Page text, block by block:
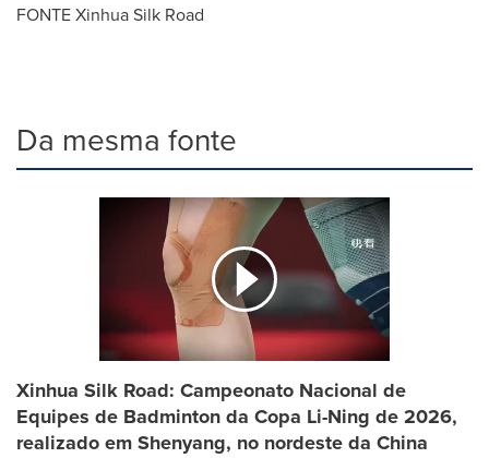
FONTE Xinhua Silk Road
Da mesma fonte
Xinhua Silk Road: Campeonato Nacional de
Equipes de Badminton da Copa Li-Ning de 2026,
realizado em Shenyang, no nordeste da China